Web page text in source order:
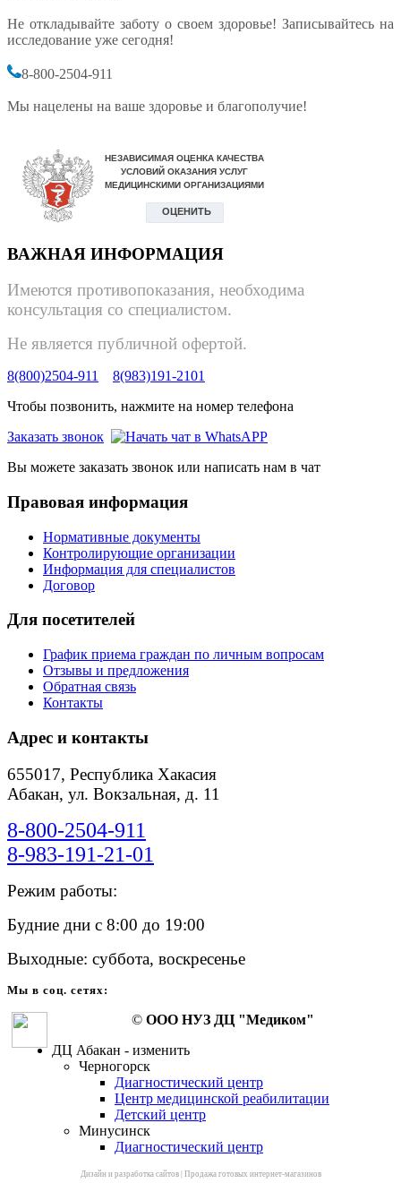
Не откладывайте заботу о своем здоровье! Записывайтесь на
исследование уже сегодня!
8-800-2504-911
Мы нацелены на ваше здоровье и благополучие!
ВАЖНАЯ ИНФОРМАЦИЯ
Имеются противопоказания, необходима
консультация со специалистом.
Не является публичной офертой.
8(800)2504-911
8(983)191-2101
Чтобы позвонить, нажмите на номер телефона
Заказать звонок
Вы можете заказать звонок или написать нам в чат
Правовая информация
Нормативные документы
Контролирующие организации
Информация для специалистов
Договор
Для посетителей
График приема граждан по личным вопросам
Отзывы и предложения
Обратная связь
Контакты
Адрес и контакты
655017, Республика Хакасия
Абакан, ул. Вокзальная, д. 11
8-800-2504-911
8-983-191-21-01
Режим работы:
Будние дни с 8:00 до 19:00
Выходные: суббота, воскресенье
Мы в соц. сетях:
© ООО НУЗ ДЦ "Медиком"
ДЦ Абакан - изменить
Черногорск
Диагностический центр
Центр медицинской реабилитации
Детский центр
Минусинск
Диагностический центр
Дизайн и разработка сайтов| Продажа готовых интернет-магазинов